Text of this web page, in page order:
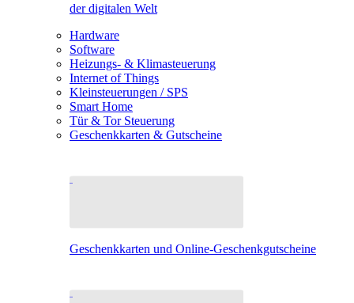
der digitalen Welt
Hardware
Software
Heizungs- & Klimasteuerung
Internet of Things
Kleinsteuerungen / SPS
Smart Home
Tür & Tor Steuerung
Geschenkkarten & Gutscheine
Geschenkkarten und Online-Geschenkgutscheine